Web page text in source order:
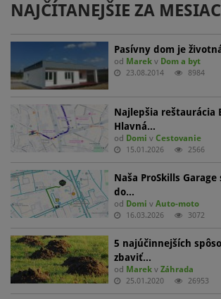
NAJČÍTANEJŠIE ZA MESIAC
Pasívny dom je
od Marek v Dom a byt
23.08.2014 8984
Najlepšia reštaurácia
Hlavná…
od Domi vCestovanie
15.01.2026 2566
Naša ProSkills
do…
od Domi vAuto-moto
16.03.2026 3072
5 najúčinnejších
zbaviť…
od Marek vZáhrada
25.01.2020 26953